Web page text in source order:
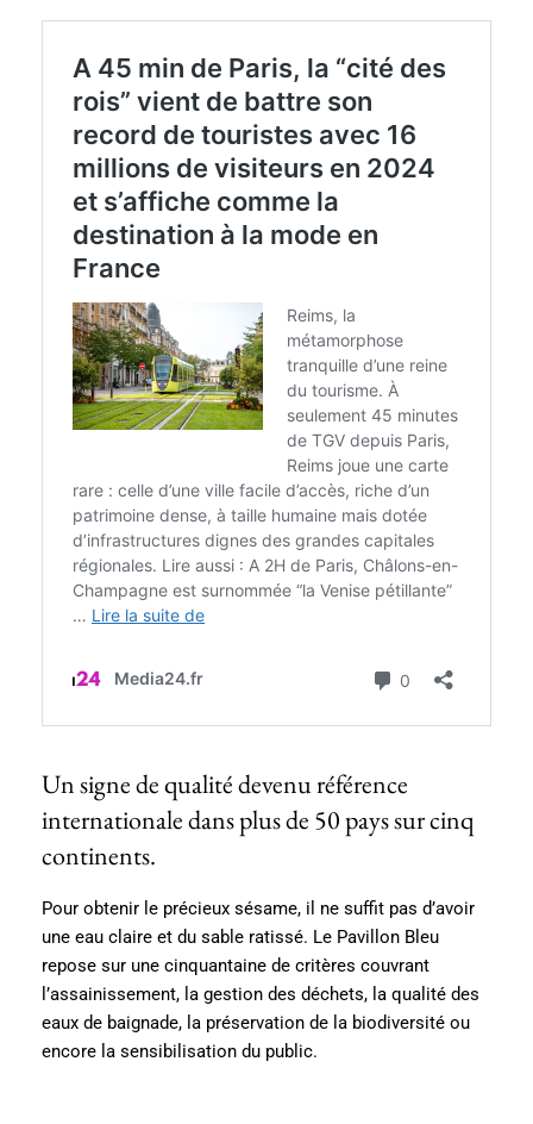
Un signe de qualité devenu référence
internationale dans plus de 50 pays sur cinq
continents.
Pour obtenir le précieux sésame, il ne suffit pas d’avoir
une eau claire et du sable ratissé. Le Pavillon Bleu
repose sur une cinquantaine de critères couvrant
l’assainissement, la gestion des déchets, la qualité des
eaux de baignade, la préservation de la biodiversité ou
encore la sensibilisation du public.